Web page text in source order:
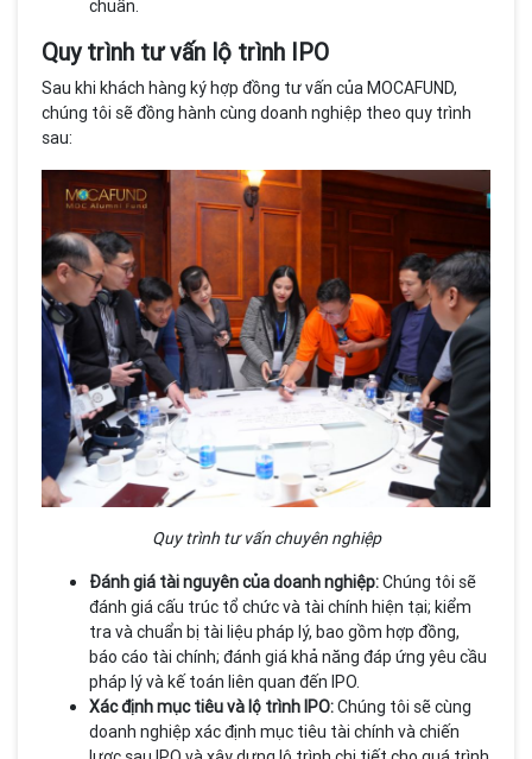
chuẩn.
Quy trình tư vấn lộ trình IPO
Sau khi khách hàng ký hợp đồng tư vấn của MOCAFUND,
chúng tôi sẽ đồng hành cùng doanh nghiệp theo quy trình
sau:
Quy trình tư vấn chuyên nghiệp
Đánh giá tài nguyên của doanh nghiệp:Chúng tôi sẽ
đánh giá cấu trúc tổ chức và tài chính hiện tại; kiểm
tra và chuẩn bị tài liệu pháp lý, bao gồm hợp đồng,
báo cáo tài chính; đánh giá khả năng đáp ứng yêu cầu
pháp lý và kế toán liên quan đến IPO.
Xác định mục tiêu và lộ trình IPO:Chúng tôi sẽ cùng
doanh nghiệp xác định mục tiêu tài chính và chiến